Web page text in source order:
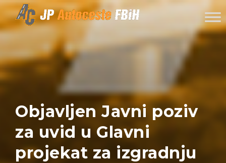
Skip to content
Objavljen Javni poziv
za uvid u Glavni
projekat za izgradnju